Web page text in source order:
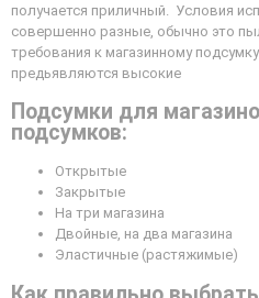
получается приличный. Условия
совершенно разные, обычно это
требования к магазинному
предьявляются высокие
Подсумки для
подсумков:
Открытые
Закрытые
На три магазина
Двойные, на два магазина
Эластичные (растяжимые)